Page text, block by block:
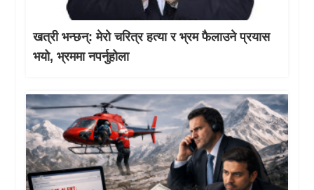
खत्री भन्छन्: मेरो चरित्र हत्या र भ्रम फैलाउने प्रयास
भयो, भ्रममा नपर्नुहोला